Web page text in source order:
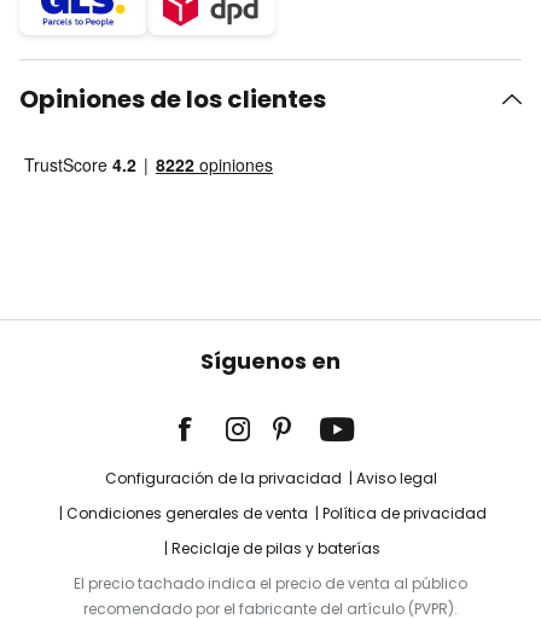
Opiniones de los clientes
Síguenos en
Configuración de la privacidad
Aviso legal
Condiciones generales de venta
Política de privacidad
Reciclaje de pilas y baterías
El precio tachado indica el precio de venta al público
recomendado por el fabricante del artículo (PVPR).